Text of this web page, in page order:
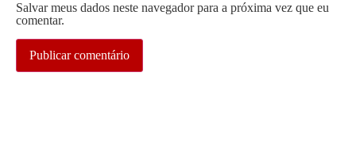
Salvar meus dados neste navegador para a próxima vez que eu
comentar.